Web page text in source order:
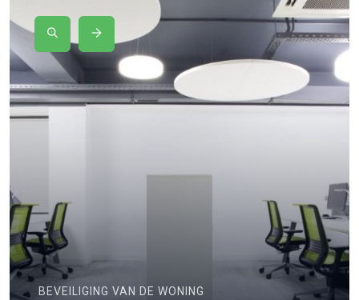
BEVEILIGING VAN DE WONING